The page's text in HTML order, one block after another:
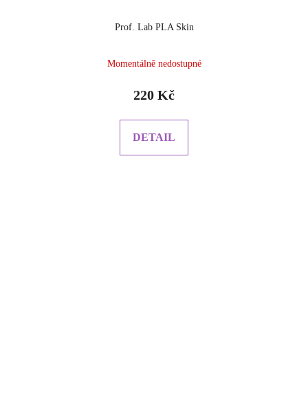
Prof. Lab PLA Skin
Momentálně nedostupné
220 Kč
DETAIL